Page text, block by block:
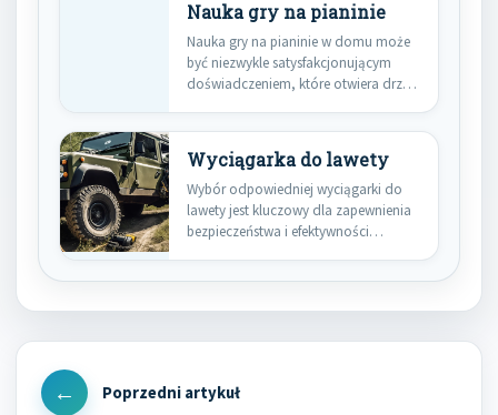
Nauka gry na pianinie
Nauka gry na pianinie w domu może
być niezwykle satysfakcjonującym
doświadczeniem, które otwiera drzwi
Wyciągarka do lawety
Wybór odpowiedniej wyciągarki do
lawety jest kluczowy dla zapewnienia
bezpieczeństwa i efektywności
Nawigacja
wpisu
Previous